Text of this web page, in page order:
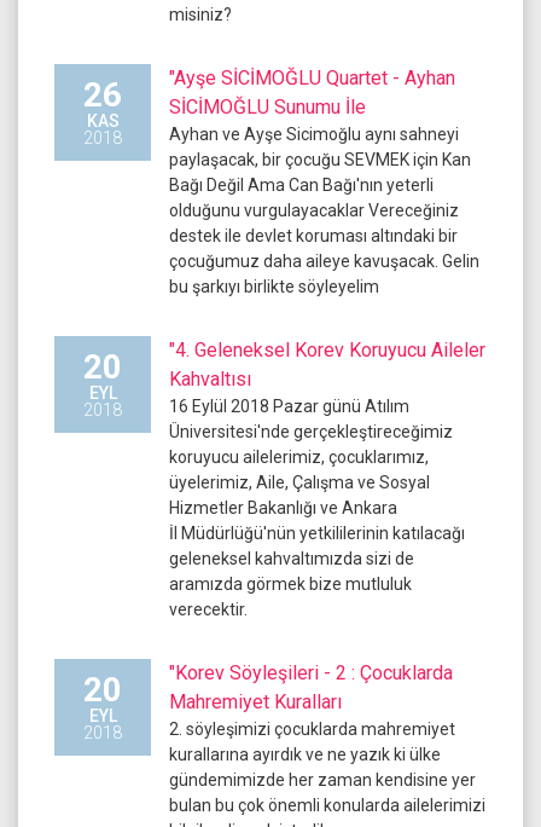
misiniz?
26
KAS
2018
"Ayşe SİCİMOĞLU Quartet - Ayhan
SİCİMOĞLU Sunumu İle
Ayhan ve Ayşe Sicimoğlu aynı sahneyi
paylaşacak, bir çocuğu SEVMEK için Kan
Bağı Değil Ama Can Bağı'nın yeterli
olduğunu vurgulayacaklar Vereceğiniz
destek ile devlet koruması altındaki bir
çocuğumuz daha aileye kavuşacak. Gelin
bu şarkıyı birlikte söyleyelim
20
EYL
2018
"4. Geleneksel Korev Koruyucu Aileler
Kahvaltısı
16 Eylül 2018 Pazar günü Atılım
Üniversitesi'nde gerçekleştireceğimiz
koruyucu ailelerimiz, çocuklarımız,
üyelerimiz, Aile, Çalışma ve Sosyal
Hizmetler Bakanlığı ve Ankara
İl Müdürlüğü'nün yetkililerinin katılacağı
geleneksel kahvaltımızda sizi de
aramızda görmek bize mutluluk
verecektir.
20
EYL
2018
"Korev Söyleşileri - 2 : Çocuklarda
Mahremiyet Kuralları
2. söyleşimizi çocuklarda mahremiyet
kurallarına ayırdık ve ne yazık ki ülke
gündemimizde her zaman kendisine yer
bulan bu çok önemli konularda ailelerimizi